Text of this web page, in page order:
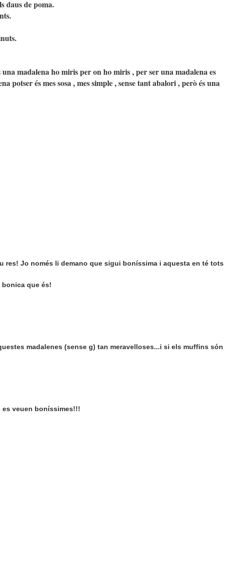
daus de poma.
madalena ho miris per on ho miris , per ser una madalena es
és mes sosa , mes simple , sense tant abalori , però és una
res! Jo només li demano que sigui boníssima i aquesta en té tots
bonica que és!
madalenes (sense g) tan meravelloses...i si els muffins són
veuen boníssimes!!!